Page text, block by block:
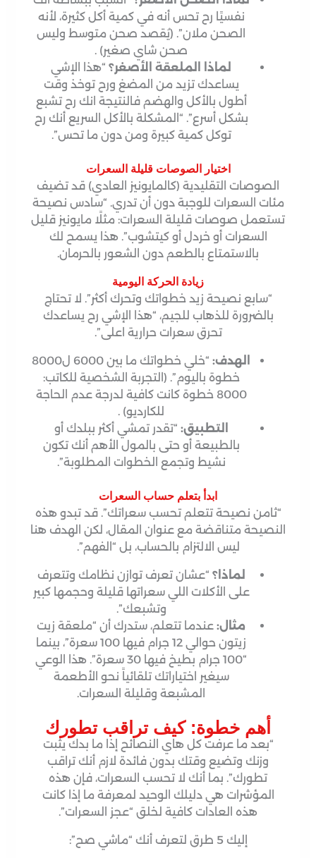
نفسيًا رح تحس أنه في كمية أكل كثيرة، لأنه
الصحن ملان”. (يُقصد صحن متوسط وليس
صحن شاي صغير) .
لماذا الملعقة الأصغر؟ “هذا الإشي
يساعدك تزيد من المضغ ورح توخذ وقت
أطول بالأكل والهضم فالنتيجة انك رح تشبع
بشكل أسرع”. “المشكلة بالأكل السريع أنك رح
توكل كمية كبيرة ومن دون ما تحس”.
اختيار الصوصات قليلة السعرات
الصوصات التقليدية (كالمايونيز العادي) قد تضيف
مئات السعرات للوجبة دون أن تدري. “سادس نصيحة
تستعمل صوصات قليلة السعرات: مثلًا مايونيز قليل
السعرات أو خردل أو كيتشوب”. هذا يسمح لك
بالاستمتاع بالطعم دون الشعور بالحرمان.
زيادة الحركة اليومية
“سابع نصيحة زيد خطواتك وتحرك أكثر”. لا تحتاج
بالضرورة للذهاب للجيم، “هذا الإشي رح يساعدك
تحرق سعرات حرارية اعلى”.
الهدف:
“خلي خطواتك ما بين 6000 ل8000
خطوة باليوم”. (التجربة الشخصية للكاتب:
8000 خطوة كانت كافية لدرجة عدم الحاجة
للكارديو) .
التطبيق: “تقدر تمشي أكثر ببلدك أو
بالطبيعة أو حتى بالمول الأهم أنك تكون
نشيط وتجمع الخطوات المطلوبة”.
ابدأ بتعلم حساب السعرات
“ثامن نصيحة تتعلم تحسب سعراتك”. قد تبدو هذه
النصيحة متناقضة مع عنوان المقال، لكن الهدف هنا
ليس الالتزام بالحساب، بل “الفهم”.
لماذا؟ “عشان تعرف توازن نظامك وتتعرف
على الأكلات اللي سعراتها قليلة وحجمها كبير
وتشبعك”.
مثال: عندما تتعلم، ستدرك أن “ملعقة زيت
زيتون حوالي 12 جرام فيها 100 سعرة”، بينما
“100 جرام بطيخ فيها 30 سعرة”. هذا الوعي
سيغير اختياراتك تلقائياً نحو الأطعمة
المشبعة وقليلة السعرات.
أهم خطوة: كيف تراقب تطورك
“بعد ما عرفت كل هاي النصائح إذا ما بدك يثبت
وزنك وتضيع وقتك بدون فائدة لازم أنك تراقب
تطورك”. بما أنك لا تحسب السعرات، فإن هذه
المؤشرات هي دليلك الوحيد لمعرفة ما إذا كانت
هذه العادات كافية لخلق “عجز السعرات”.
إليك 5 طرق لتعرف أنك “ماشي صح”: